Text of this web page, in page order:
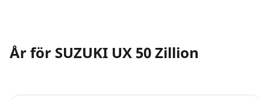
År för SUZUKI UX 50 Zillion